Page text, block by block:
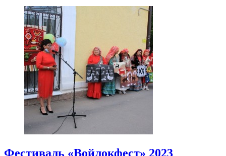
Фестиваль «Войлокфест» 2023